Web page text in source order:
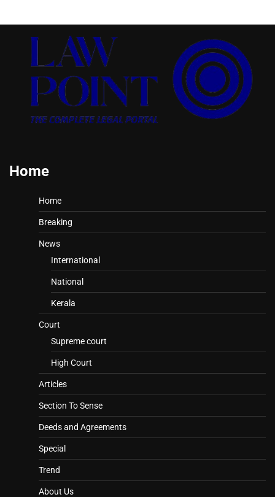
Home
Home
Breaking
News
International
National
Kerala
Court
Supreme court
High Court
Articles
Section To Sense
Deeds and Agreements
Special
Trend
About Us